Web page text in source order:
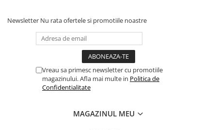
Newsletter Nu rata ofertele si promotiile noastre
Vreau sa primesc newsletter cu promotiile
magazinului. Afla mai multe in Politica de
Confidentialitate
MAGAZINUL MEU